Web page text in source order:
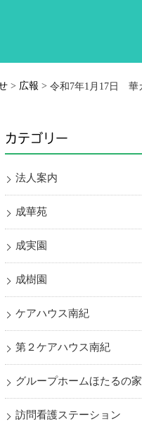
> 広報 >
カテゴリー
法人案内
成華苑
成実園
成樹園
ケアハウス南紀
第２ケアハウス南紀
グループホームほたるの家
訪問看護ステーション